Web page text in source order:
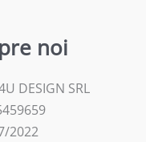
noi
DESIGN SRL
2022